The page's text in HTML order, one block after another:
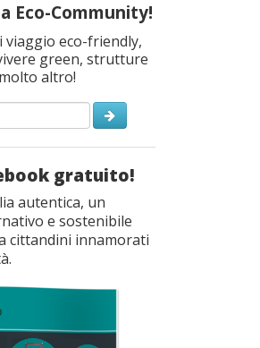
Eco-Community!
viaggio eco-friendly,
green, strutture
altro!
gratuito!
autentica, un
e sostenibile
cittandini innamorati